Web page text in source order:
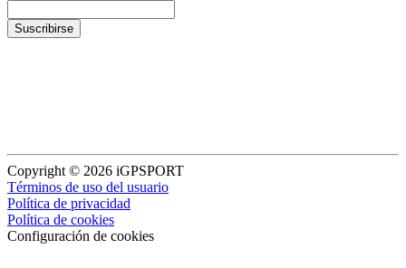
Suscribirse
Copyright © 2026 iGPSPORT
Términos de uso del usuario
Política de privacidad
Política de cookies
Configuración de cookies